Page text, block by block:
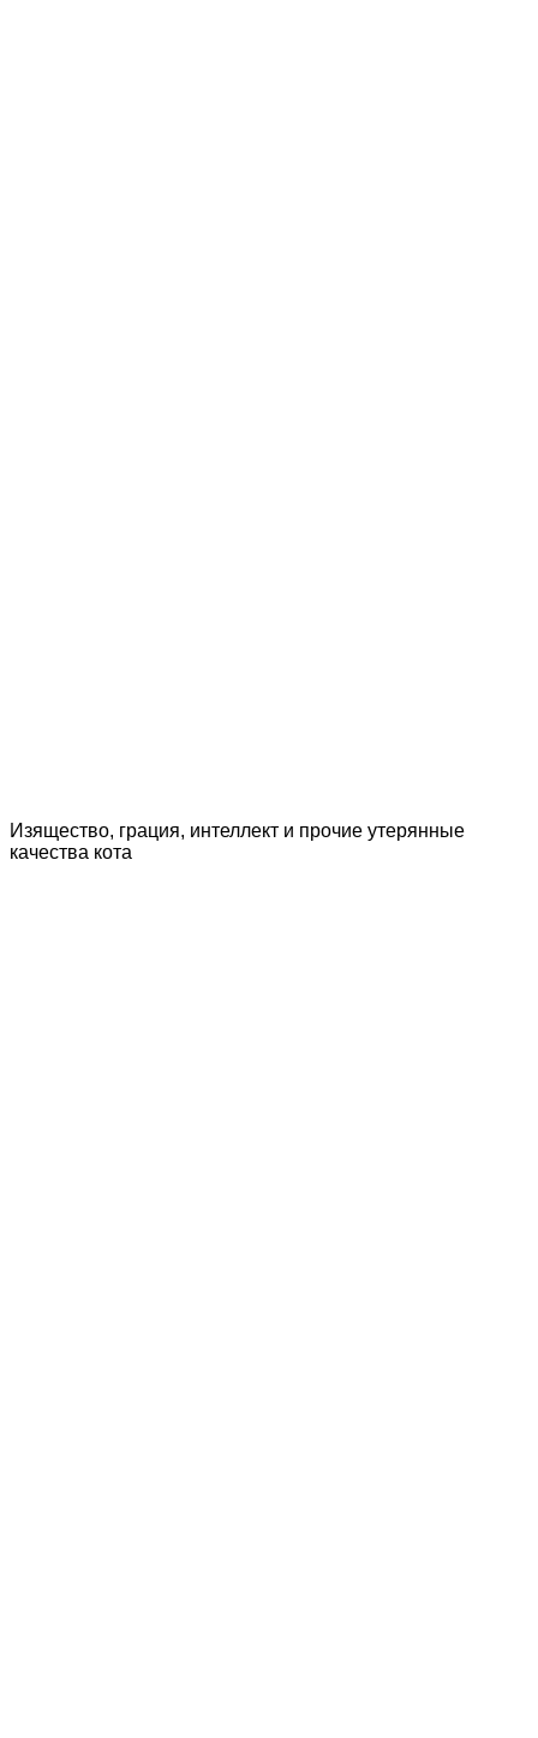
Изящество, грация, интеллект и прочие утерянные
качества кота